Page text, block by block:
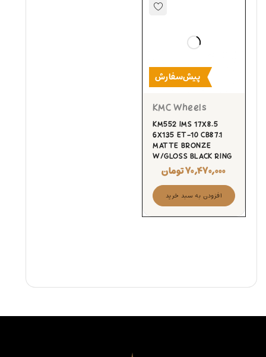
پیش‌سفارش
KMC Wheels
KM552 IMS 17X8.5
6X135 ET-10 CB87.1
MATTE BRONZE
W/GLOSS BLACK RING
۷۰,۴۷۰,۰۰۰تومان
افزودن به سبد خرید